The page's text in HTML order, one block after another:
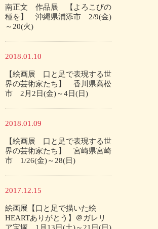
南正文 作品展 【よろこびの
種を】 沖縄県浦添市 2/9(金)
～20(火)
2018.01.10
【絵画展 口と足で表現する世
界の芸術家たち】 香川県高松
市 2月2日(金)～4日(日)
2018.01.09
【絵画展 口と足で表現する世
界の芸術家たち】 宮崎県宮崎
市 1/26(金)～28(日)
2017.12.15
絵画展【口と足で描いた絵
HEARTありがとう】＠ガレリ